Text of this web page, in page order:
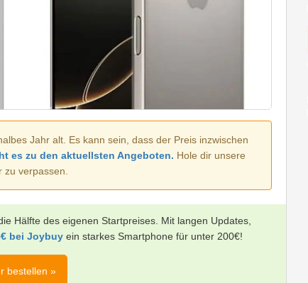
Jahr alt. Es kann sein, dass der Preis inzwischen
es zu den aktuellsten Angeboten. Hole dir unsere
verpassen.
Hälfte des eigenen Startpreises. Mit langen Updates,
bei Joybuy ein starkes Smartphone für unter 200€!
bestellen »